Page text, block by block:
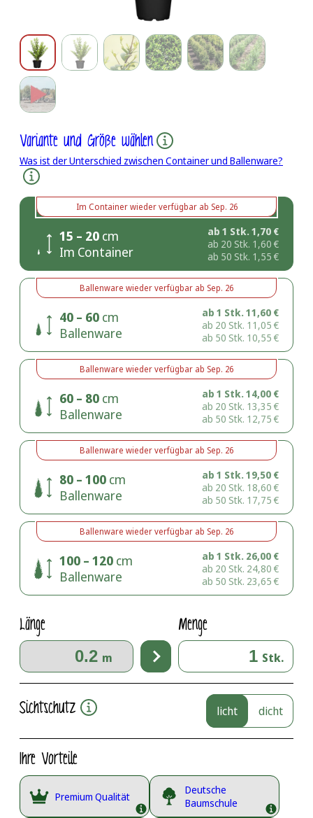
Variante und Größe wählen
Was ist der Unterschied zwischen Container und Ballenware?
Im Containerwieder verfügbar ab Sep. 26
15 – 20 cm
Im Container
ab 1 Stk.1,70 €
ab 20 Stk. 1,60 €
ab 50 Stk. 1,55 €
Ballenware wieder verfügbar ab Sep. 26
40 – 60 cm
Ballenware
ab 1 Stk.11,60 €
ab 20 Stk. 11,05 €
ab 50 Stk. 10,55 €
Ballenware wieder verfügbar ab Sep. 26
60 – 80 cm
Ballenware
ab 1 Stk.14,00 €
ab 20 Stk. 13,35 €
ab 50 Stk. 12,75 €
Ballenware wieder verfügbar ab Sep. 26
80 – 100 cm
Ballenware
ab 1 Stk.19,50 €
ab 20 Stk. 18,60 €
ab 50 Stk. 17,75 €
Ballenware wieder verfügbar ab Sep. 26
100 – 120 cm
Ballenware
ab 1 Stk. 26,00 €
ab 20 Stk. 24,80 €
ab 50 Stk. 23,65 €
Länge
m
Menge
Stk.
Sichtschutz licht dicht
Ihre Vorteile
Premium Qualität
Deutsche
Baumschule